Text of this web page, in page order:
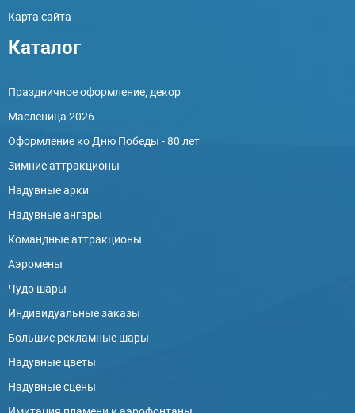
Карта сайта
Каталог
Праздничное оформление, декор
Масленица 2026
Оформление ко Дню Победы - 80 лет
Зимние аттракционы
Надувные арки
Надувные ангары
Командные аттракционы
Аэромены
Чудо шары
Индивидуальные заказы
Большие рекламные шары
Надувные цветы
Надувные сцены